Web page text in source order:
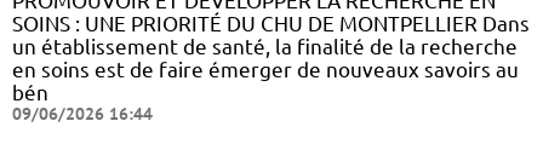
SOINS : UNE PRIORITÉ DU CHU DE MONTPELLIER Dans
un établissement de santé, la finalité de la recherche
en soins est de faire émerger de nouveaux savoirs au
bén
09/06/2026 16:44